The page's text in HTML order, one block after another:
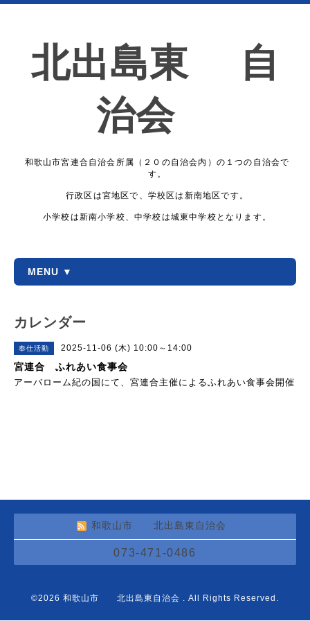
北出島東 自
治会
和歌山市宮連合自治会所属（２０の自治会内）の１つの自治会で
す。
行政区は宮地区で、学校区は新南地区です。
小学校は新南小学校、中学校は城東中学校となります。
MENU ▼
カレンダー
奉仕活動 2025-11-06 (木) 10:00～14:00
宮連合 ふれあい食事会
アーバローム紀の国にて、宮連合主催によるふれあい食事会開催
和歌山市 北出島東自治会
073-471-0486
©2026 和歌山市 北出島東自治会 . All Rights Reserved.